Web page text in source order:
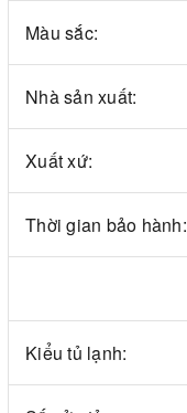
Màu sắc:
Nhà sản xuất:
Xuất xứ:
Thời gian bảo hành:
Kiểu tủ lạnh: